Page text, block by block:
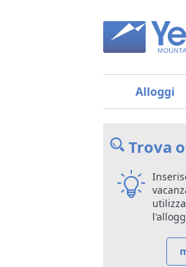
Alloggi
Trova